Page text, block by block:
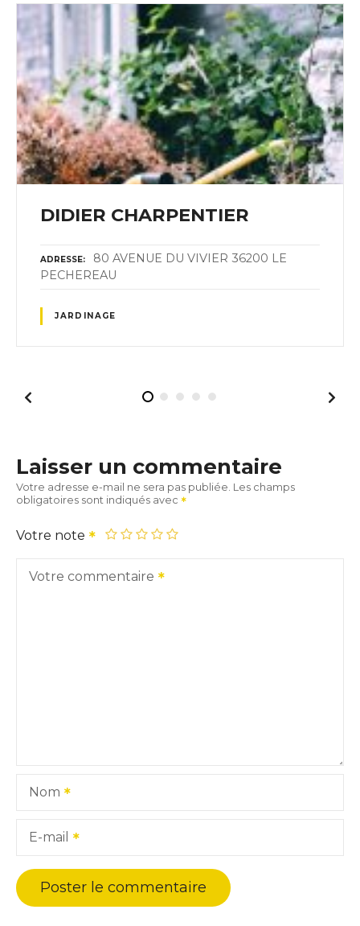
DIDIER CHARPENTIER
ADRESSE
80 AVENUE DU VIVIER 36200 LE
PECHEREAU
JARDINAGE
Laisser un commentaire
Votre adresse e-mail ne sera pas publiée. Les champs
obligatoires sont indiqués avec
Votre note
Votre commentaire
Nom
E-mail